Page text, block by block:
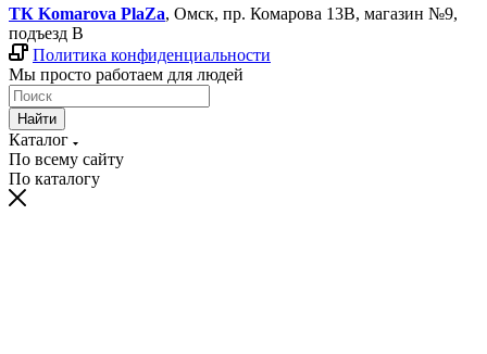
ТК Komarova PlaZa, Омск, пр. Комарова 13В, магазин №9,
подъезд В
Политика конфиденциальности
Мы просто работаем для людей
Найти
Каталог
По всему сайту
По каталогу